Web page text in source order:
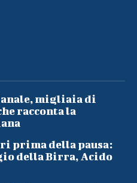
migliaia di
racconta la
prima della pausa:
della Birra, Acido